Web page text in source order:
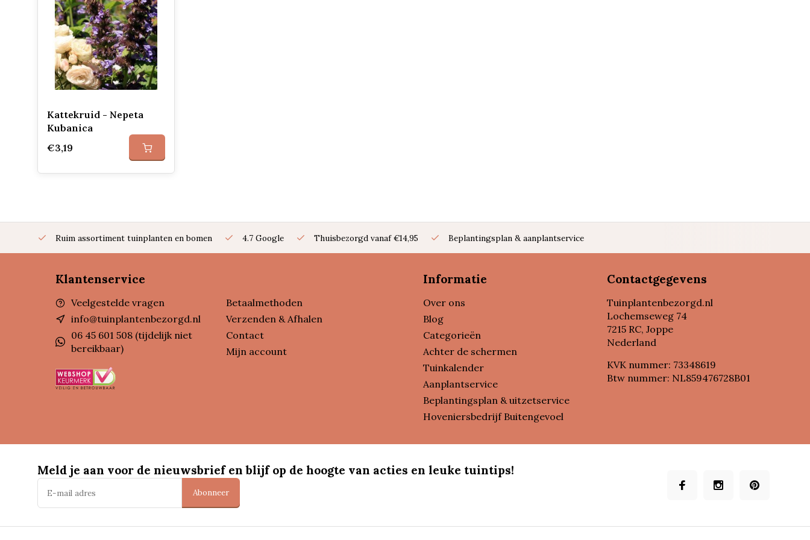
Kattekruid - Nepeta
Kubanica
€3,19
Ruim assortiment tuinplanten en bomen 4.7 Google Thuisbezorgd vanaf €14,95 Beplantingsplan & aanplantservice
Klantenservice
Veelgestelde vragen
info@tuinplantenbezorgd.nl
06 45 601 508 (tijdelijk niet
bereikbaar)
Betaalmethoden
Verzenden & Afhalen
Contact
Mijn account
Informatie
Over ons
Blog
Categorieën
Achter de schermen
Tuinkalender
Aanplantservice
Beplantingsplan & uitzetservice
Hoveniersbedrijf Buitengevoel
Contactgegevens
Tuinplantenbezorgd.nl
Lochemseweg 74
7215 RC, Joppe
Nederland
KVK nummer: 73348619
Btw nummer: NL859476728B01
Meld je aan voor de nieuwsbrief en blijf op de hoogte van acties en leuke tuintips!
Abonneer